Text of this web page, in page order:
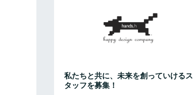
私たちと共に、未来を創っていけるス
タッフを募集！